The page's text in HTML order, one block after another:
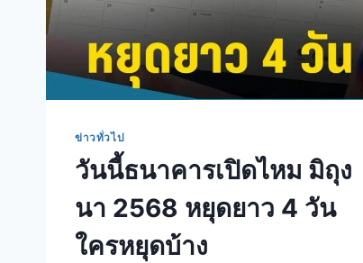
ข่าวทั่วไป
วันนี้ธนาคารเปิดไหม มิถุง
นา 2568 หยุดยาว 4 วัน
ใครหยุดบ้าง